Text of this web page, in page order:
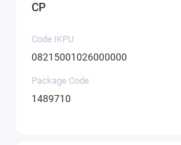
CP
Code IKPU
08215001026000000
Package Code
1489710